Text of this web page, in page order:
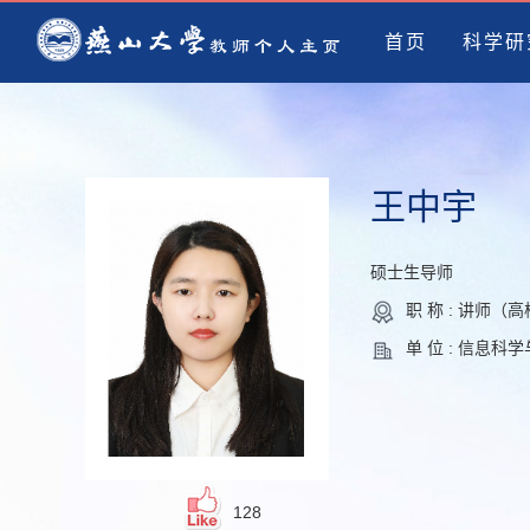
首页 科学
128
王中宇
硕士生导师
职 称 : 讲师（高
单 位 : 信息科学